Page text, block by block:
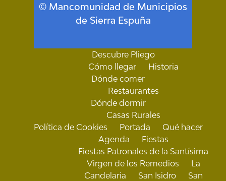
© Mancomunidad de Municipios
de Sierra Espuña
Descubre Pliego
Cómo llegar
Historia
Dónde comer
Restaurantes
Dónde dormir
Casas Rurales
Política de Cookies
Portada
Qué hacer
Agenda
Fiestas
Fiestas Patronales de la Santísima
Virgen de los Remedios
La
Candelaria
San Isidro
San